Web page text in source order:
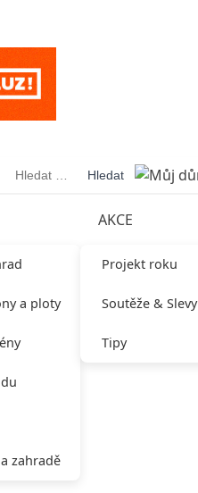
Vyhledávání
a ploty
zahradě
AKCE
Projekt roku
Soutěže & Slevy
Tipy